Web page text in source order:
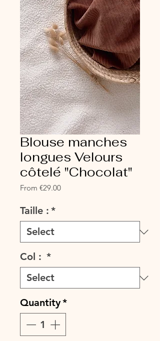
Blouse manches
longues Velours
côtelé "Chocolat"
From €29.00Sale
Taille : *
Col : *
Quantity*